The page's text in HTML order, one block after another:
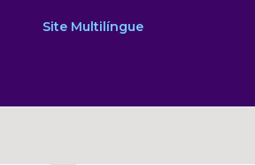
Site Multilíngue